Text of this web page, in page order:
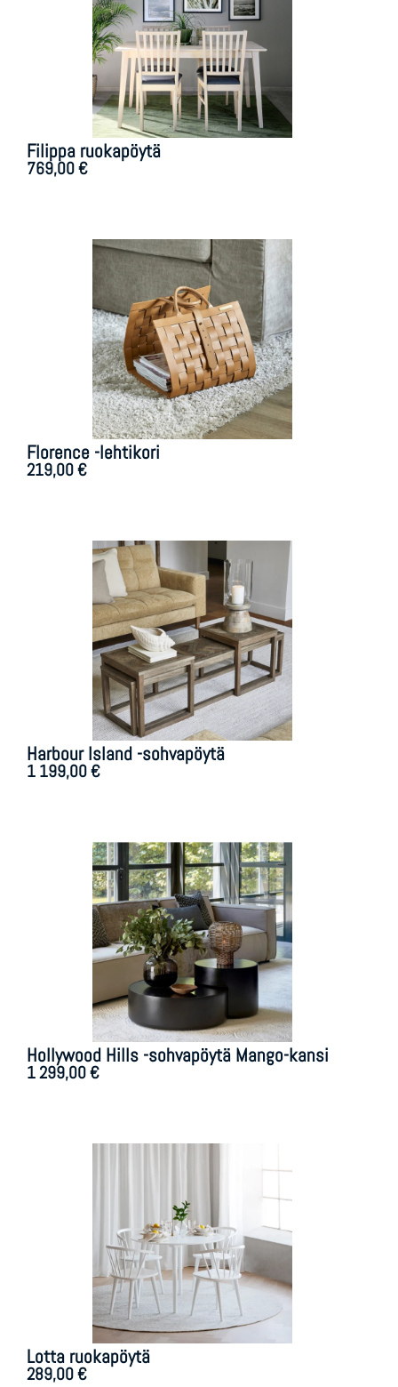
Filippa ruokapöytä
769,00€
Florence -lehtikori
219,00€
Harbour Island -sohvapöytä
1 199,00€
Hollywood Hills -sohvapöytä Mango-kansi
1 299,00€
Lotta ruokapöytä
289,00€